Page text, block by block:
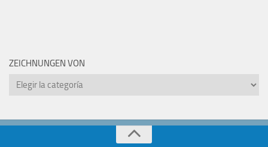
ZEICHNUNGEN VON
Zeichnungen